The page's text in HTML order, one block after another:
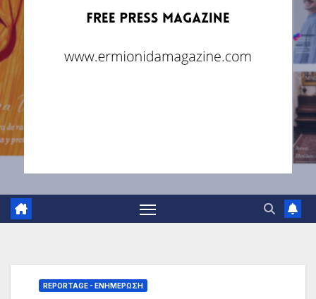
REPORTAGE - EΝΗΜΈΡΩΣΗ